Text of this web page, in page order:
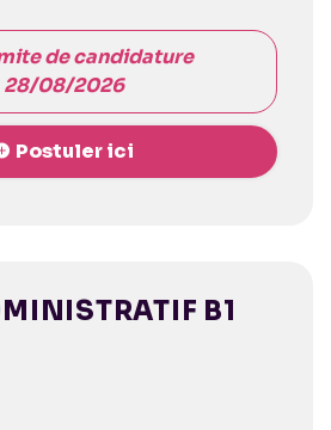
de candidature
28/08/2026
Postuler ici
B1